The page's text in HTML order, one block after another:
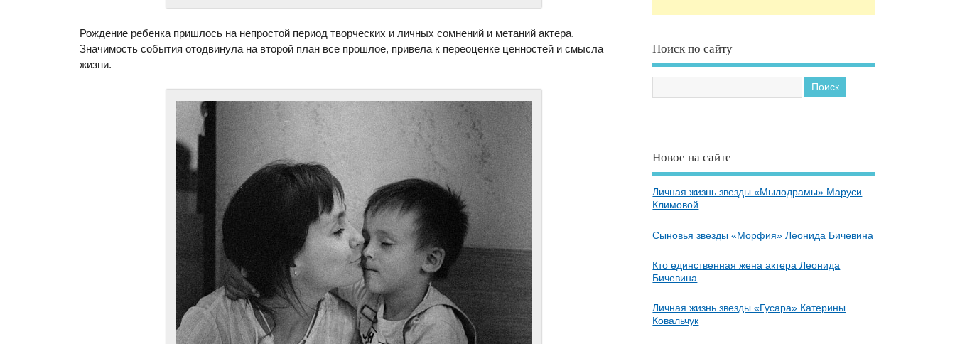
Рождение ребенка пришлось на непростой период творческих и личных сомнений и метаний актера.
Значимость события отодвинула на второй план все прошлое, привела к переоценке ценностей и смысла
жизни.
Поиск по сайту
Новое на сайте
Личная жизнь звезды «Мылодрамы» Маруси
Климовой
Сыновья звезды «Морфия» Леонида Бичевина
Кто единственная жена актера Леонида
Бичевина
Личная жизнь звезды «Гусара» Катерины
Ковальчук